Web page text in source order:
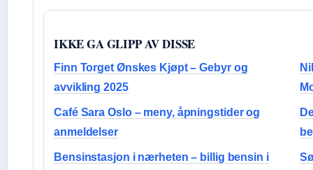
IKKE GA GLIPP AV DISSE
Finn Torget Ønskes Kjøpt – Gebyr og
avvikling 2025
Café Sara Oslo – meny, åpningstider og
anmeldelser
Bensinstasjon i nærheten – billig bensin i